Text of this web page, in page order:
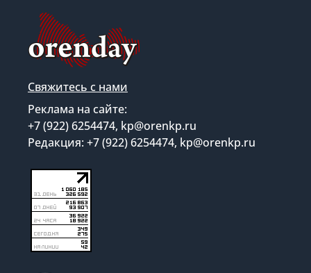
Свяжитесь с нами
Реклама на сайте:
+7 (922) 6254474, kp@orenkp.ru
Редакция: +7 (922) 6254474, kp@orenkp.ru